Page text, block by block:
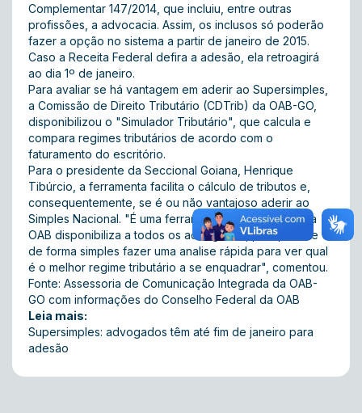
Complementar 147/2014, que incluiu, entre outras
profissões, a advocacia. Assim, os inclusos só poderão
fazer a opção no sistema a partir de janeiro de 2015.
Caso a Receita Federal defira a adesão, ela retroagirá
ao dia 1º de janeiro.
Para avaliar se há vantagem em aderir ao Supersimples,
a Comissão de Direito Tributário (CDTrib) da OAB-GO,
disponibilizou o "Simulador Tributário", que calcula e
compara regimes tributários de acordo com o
faturamento do escritório.
Para o presidente da Seccional Goiana, Henrique
Tibúrcio, a ferramenta facilita o cálculo de tributos e,
consequentemente, se é ou não vantajoso aderir ao
Simples Nacional. "É uma ferramenta importante que a
OAB disponibiliza a todos os advogados, pois permite
de forma simples fazer uma analise rápida para ver qual
é o melhor regime tributário a se enquadrar", comentou.
Fonte: Assessoria de Comunicação Integrada da OAB-
GO com informações do Conselho Federal da OAB
Leia mais:
Supersimples: advogados têm até fim de janeiro para
adesão